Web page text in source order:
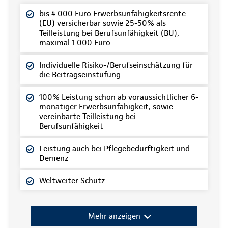
bis 4.000 Euro Erwerbsunfähigkeitsrente
(EU) versicherbar sowie 25-50% als
Teilleistung bei Berufsunfähigkeit (BU),
maximal 1.000 Euro
Individuelle Risiko-/Berufseinschätzung für
die Beitragseinstufung
100% Leistung schon ab voraussichtlicher 6-
monatiger Erwerbsunfähigkeit, sowie
vereinbarte Teilleistung bei
Berufsunfähigkeit
Leistung auch bei Pflegebedürftigkeit und
Demenz
Weltweiter Schutz
Mehr anzeigen